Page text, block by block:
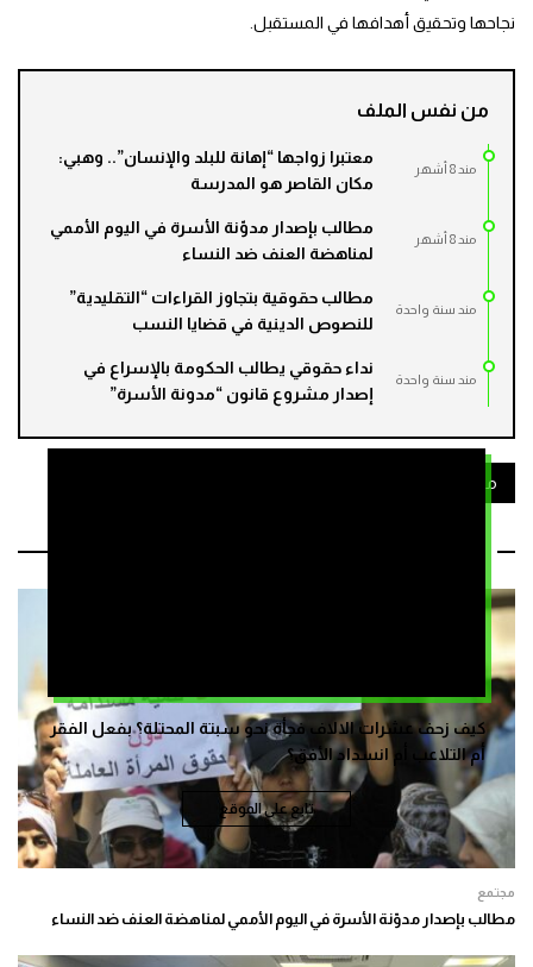
كيف زحف عشرات الالاف فجأة نحو سبتة المحتلة؟ بفعل الفقر
أم التلاعب أم انسداد الأفق؟
تابع على الموقع
نجاحها وتحقيق أهدافها في المستقبل.
من نفس الملف
مند 8 أشهر
معتبرا زواجها “إهانة للبلد والإنسان”.. وهبي:
مكان القاصر هو المدرسة
مند 8 أشهر
مطالب بإصدار مدوّنة الأسرة في اليوم الأممي
لمناهضة العنف ضد النساء
مند سنة واحدة
مطالب حقوقية بتجاوز القراءات “التقليدية”
للنصوص الدينية في قضايا النسب
مند سنة واحدة
نداء حقوقي يطالب الحكومة بالإسراع في
إصدار مشروع قانون “مدونة الأسرة”
مدونة الأسرة
مجتمع
مطالب بإصدار مدوّنة الأسرة في اليوم الأممي لمناهضة العنف ضد النساء